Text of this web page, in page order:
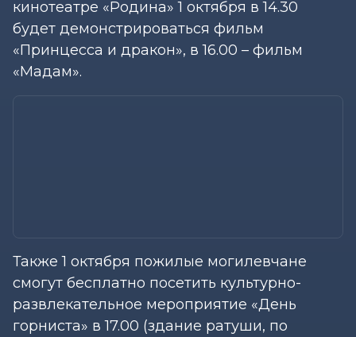
кинотеатре «Родина» 1 октября в 14.30
будет демонстрироваться фильм
«Принцесса и дракон», в 16.00 – фильм
«Мадам».
Также 1 октября пожилые могилевчане
смогут бесплатно посетить культурно-
развлекательное мероприятие «День
горниста» в 17.00 (здание ратуши, по